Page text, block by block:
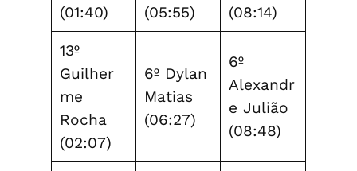
(01:40)
(05:55)
(08:14)
13º
Guilher
me
Rocha
(02:07)
6º Dylan
Matias
(06:27)
6º
Alexandr
e Julião
(08:48)